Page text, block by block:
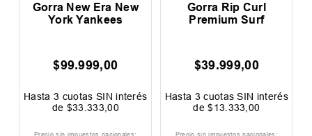
Gorra New Era New
York Yankees
$99.999,00
Hasta 3 cuotas SIN interés
de $33 333,00
Gorra Rip Curl
Premium Surf
$39.999,00
Hasta 3cuotas SIN interés
de$13 333 00